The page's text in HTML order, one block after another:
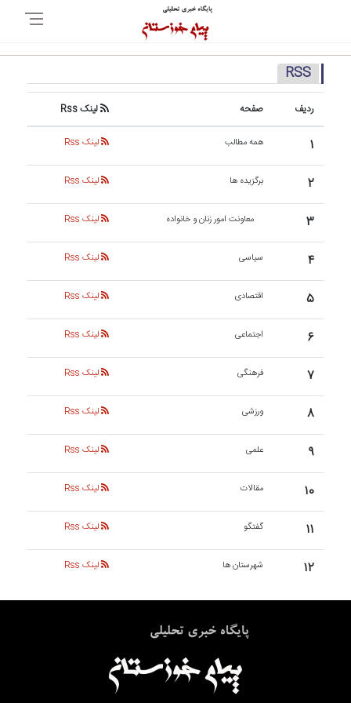
RSS
ردیف صفحه لینک Rss
۱ همه مطالب لینک Rss
۲ برگزیده ها لینک Rss
۳ معاونت امور زنان و خانواده لینک Rss
۴ سیاسی لینک Rss
۵ اقتصادی لینک Rss
۶ اجتماعی لینک Rss
۷ فرهنگی لینک Rss
۸ ورزشی لینک Rss
۹ علمی لینک Rss
۱۰ مقالات لینک Rss
۱۱ گفتگو لینک Rss
۱۲ شهرستان ها لینک Rss